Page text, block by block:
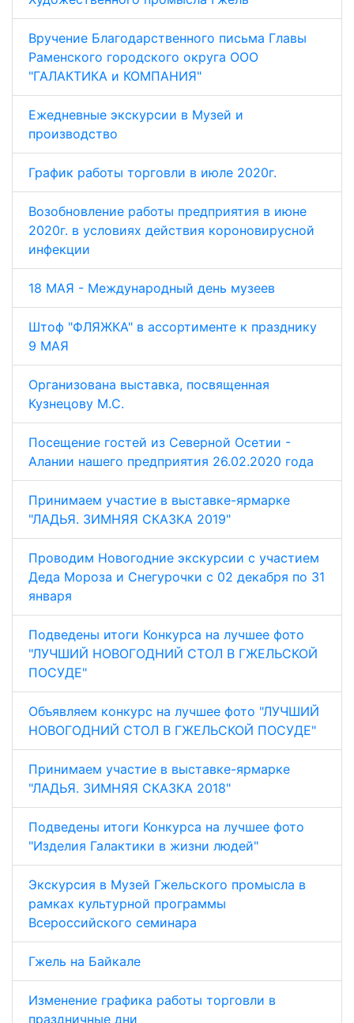
Вручение Благодарственного письма Главы
Раменского городского округа ООО
"ГАЛАКТИКА и КОМПАНИЯ"
Ежедневные экскурсии в Музей и
производство
График работы торговли в июле 2020г.
Возобновление работы предприятия в июне
2020г. в условиях действия короновирусной
инфекции
18 МАЯ - Международный день музеев
Штоф "ФЛЯЖКА" в ассортименте к празднику
9 МАЯ
Организована выставка, посвященная
Кузнецову М.С.
Посещение гостей из Северной Осетии -
Алании нашего предприятия 26.02.2020 года
Принимаем участие в выставке-ярмарке
"ЛАДЬЯ. ЗИМНЯЯ СКАЗКА 2019"
Проводим Новогодние экскурсии с участием
Деда Мороза и Снегурочки с 02 декабря по 31
января
Подведены итоги Конкурса на лучшее фото
"ЛУЧШИЙ НОВОГОДНИЙ СТОЛ В ГЖЕЛЬСКОЙ
ПОСУДЕ"
Объявляем конкурс на лучшее фото "ЛУЧШИЙ
НОВОГОДНИЙ СТОЛ В ГЖЕЛЬСКОЙ ПОСУДЕ"
Принимаем участие в выставке-ярмарке
"ЛАДЬЯ. ЗИМНЯЯ СКАЗКА 2018"
Подведены итоги Конкурса на лучшее фото
"Изделия Галактики в жизни людей"
Экскурсия в Музей Гжельского промысла в
рамках культурной программы
Всероссийского семинара
Гжель на Байкале
Изменение графика работы торговли в
праздничные дни